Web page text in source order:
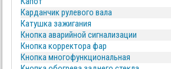
Карданчик рулевого вала
Катушка зажигания
Кнопка аварийной сигнализации
Кнопка корректора фар
Кнопка многофункциональная